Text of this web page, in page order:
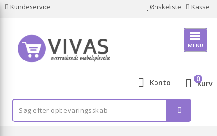
Kundeservice Ønskeliste Kasse
MENU
Konto Kurv
0